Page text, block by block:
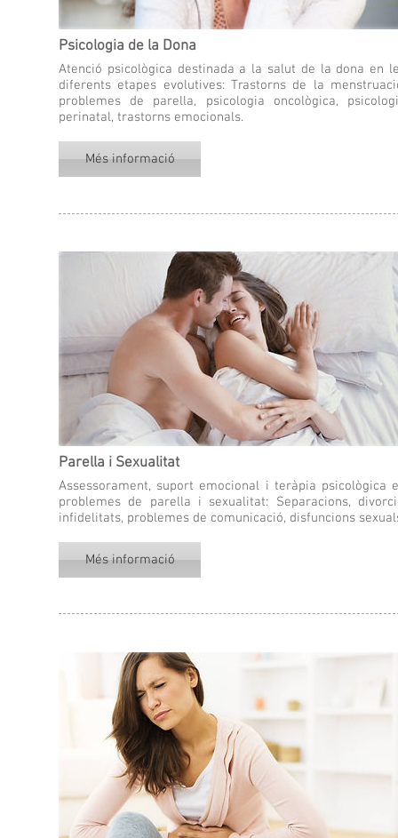
Psicologia de la Dona
Atenció psicològica destinada a la salut de la dona en
diferents etapes evolutives: Trastorns de la
problemes de parella, psicologia oncològica,
perinatal, trastorns emocionals.
Més informació
Parella i Sexualitat
Assessorament, suport emocional i teràpia psicològica
problemes de parella i sexualitat: Separacions,
infidelitats, problemes de comunicació, disfuncions
Més informació